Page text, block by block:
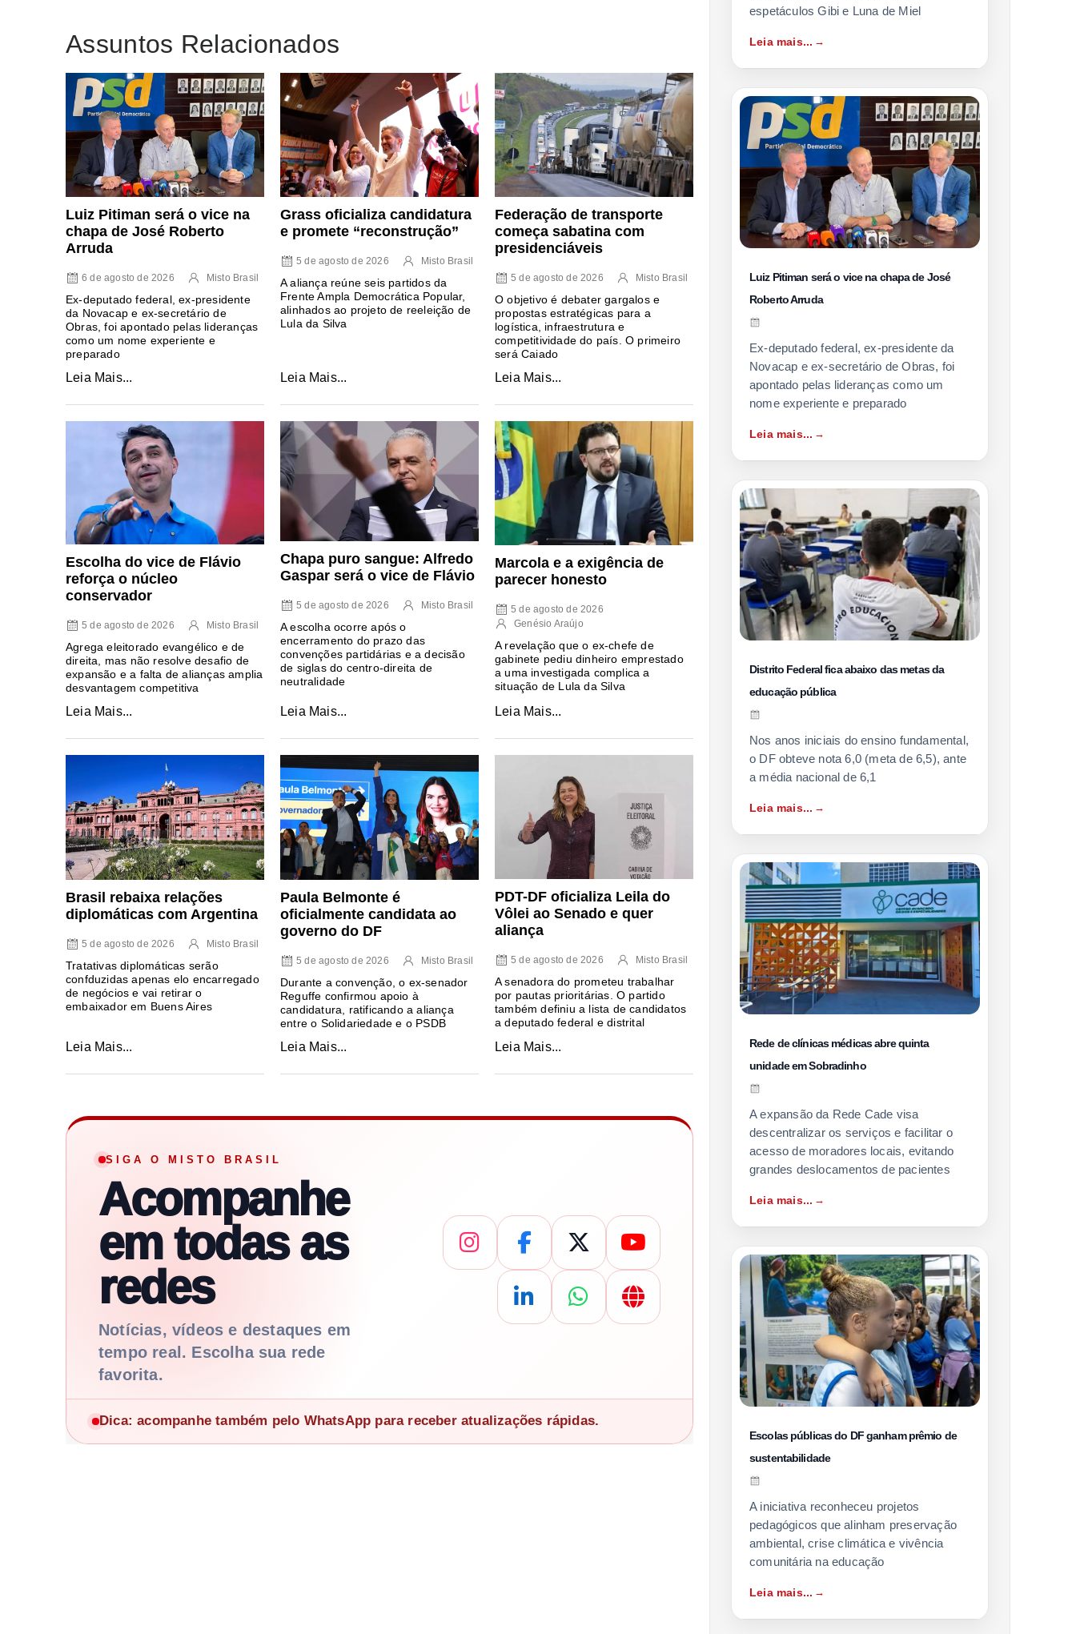
Assuntos Relacionados
Luiz Pitiman será o vice na
chapa de José Roberto
Arruda
6 de agosto de 2026 Misto Brasil
Ex-deputado federal, ex-presidente
da Novacap e ex-secretário de
Obras, foi apontado pelas lideranças
como um nome experiente e
preparado
Leia Mais...
Grass oficializa candidatura
e promete “reconstrução”
5 de agosto de 2026 Misto Brasil
A aliança reúne seis partidos da
Frente Ampla Democrática Popular,
alinhados ao projeto de reeleição de
Lula da Silva
Leia Mais...
Federação de transporte
começa sabatina com
presidenciáveis
5 de agosto de 2026 Misto Brasil
O objetivo é debater gargalos e
propostas estratégicas para a
logística, infraestrutura e
competitividade do país. O primeiro
será Caiado
Leia Mais...
Escolha do vice de Flávio
reforça o núcleo
conservador
5 de agosto de 2026 Misto Brasil
Agrega eleitorado evangélico e de
direita, mas não resolve desafio de
expansão e a falta de alianças amplia
desvantagem competitiva
Leia Mais...
Chapa puro sangue: Alfredo
Gaspar será o vice de Flávio
5 de agosto de 2026 Misto Brasil
A escolha ocorre após o
encerramento do prazo das
convenções partidárias e a decisão
de siglas do centro-direita de
neutralidade
Leia Mais...
Marcola e a exigência de
parecer honesto
5 de agosto de 2026
Genésio Araújo
A revelação que o ex-chefe de
gabinete pediu dinheiro emprestado
a uma investigada complica a
situação de Lula da Silva
Leia Mais...
Brasil rebaixa relações
diplomáticas com Argentina
5 de agosto de 2026 Misto Brasil
Tratativas diplomáticas serão
confduzidas apenas elo encarregado
de negócios e vai retirar o
embaixador em Buens Aires
Leia Mais...
Paula Belmonte é
oficialmente candidata ao
governo do DF
5 de agosto de 2026 Misto Brasil
Durante a convenção, o ex-senador
Reguffe confirmou apoio à
candidatura, ratificando a aliança
entre o Solidariedade e o PSDB
Leia Mais...
PDT-DF oficializa Leila do
Vôlei ao Senado e quer
aliança
5 de agosto de 2026 Misto Brasil
A senadora do prometeu trabalhar
por pautas prioritárias. O partido
também definiu a lista de candidatos
a deputado federal e distrital
Leia Mais...
SIGA O MISTO BRASIL
Acompanhe
em todas as
redes
Notícias, vídeos e destaques em
tempo real. Escolha sua rede
favorita.
Dica: acompanhe também pelo WhatsApp para receber atualizações rápidas.
espetáculos Gibi e Luna de Miel
Leia mais...
Luiz Pitiman será o vice na chapa de José
Roberto Arruda
Ex-deputado federal, ex-presidente da
Novacap e ex-secretário de Obras, foi
apontado pelas lideranças como um
nome experiente e preparado
Leia mais...
Distrito Federal fica abaixo das metas da
educação pública
Nos anos iniciais do ensino fundamental,
o DF obteve nota 6,0 (meta de 6,5), ante
a média nacional de 6,1
Leia mais...
Rede de clínicas médicas abre quinta
unidade em Sobradinho
A expansão da Rede Cade visa
descentralizar os serviços e facilitar o
acesso de moradores locais, evitando
grandes deslocamentos de pacientes
Leia mais...
Escolas públicas do DF ganham prêmio de
sustentabilidade
A iniciativa reconheceu projetos
pedagógicos que alinham preservação
ambiental, crise climática e vivência
comunitária na educação
Leia mais...